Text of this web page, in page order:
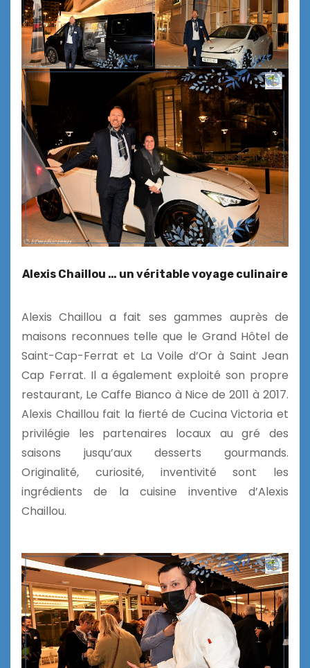
Alexis Chaillou … un véritable voyage culinaire
Alexis Chaillou a fait ses gammes auprès de
maisons reconnues telle que le Grand Hôtel de
Saint-Cap-Ferrat et La Voile d’Or à Saint Jean
Cap Ferrat. Il a également exploité son propre
restaurant, Le Caffe Bianco à Nice de 2011 à 2017.
Alexis Chaillou fait la fierté de Cucina Victoria et
privilégie les partenaires locaux au gré des
saisons jusqu’aux desserts gourmands.
Originalité, curiosité, inventivité sont les
ingrédients de la cuisine inventive d’Alexis
Chaillou.